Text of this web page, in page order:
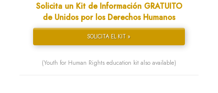
Solicita un Kit de Información GRATUITO
de Unidos por los Derechos Humanos
SOLICITA EL KIT »
(Youth for Human Rights education kit also available)